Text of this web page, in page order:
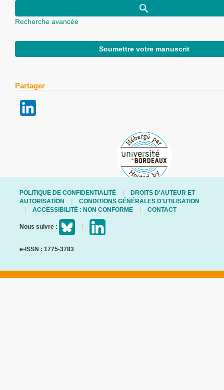
Recherche avancée
Soumettre votre manuscrit
Partager
POLITIQUE DE CONFIDENTIALITÉ
DROITS D'AUTEUR ET
AUTORISATION
CONDITIONS GÉNÉRALES D'UTILISATION
ACCESSIBILITÉ : NON CONFORME
CONTACT
Nous suivre :
e-ISSN : 1775-3783